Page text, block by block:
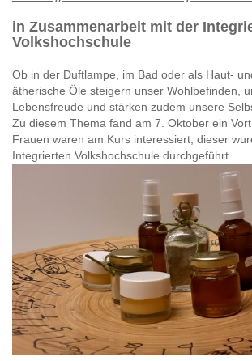
in Zusammenarbeit mit der
Volkshochschule
Ob in der Duftlampe, im Bad oder als Haut-
ätherische Öle steigern unser Wohlbefinden,
Lebensfreude und stärken zudem unsere
Zu diesem Thema fand am 7. Oktober ein
Frauen waren am Kurs interessiert, dieser
Integrierten Volkshochschule durchgeführt.